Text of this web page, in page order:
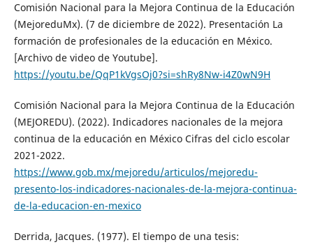
Comisión Nacional para la Mejora Continua de la Educación
(MejoreduMx). (7 de diciembre de 2022). Presentación La
formación de profesionales de la educación en México.
[Archivo de video de Youtube].
https://youtu.be/QqP1kVgsOj0?si=shRy8Nw-i4Z0wN9H
Comisión Nacional para la Mejora Continua de la Educación
(MEJOREDU). (2022). Indicadores nacionales de la mejora
continua de la educación en México Cifras del ciclo escolar
2021-2022.
https://www.gob.mx/mejoredu/articulos/mejoredu-
presento-los-indicadores-nacionales-de-la-mejora-continua-
de-la-educacion-en-mexico
Derrida, Jacques. (1977). El tiempo de una tesis: